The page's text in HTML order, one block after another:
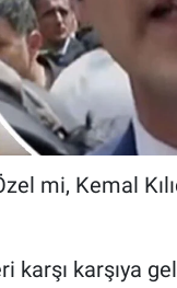
mi, Kemal
karşı karşıya